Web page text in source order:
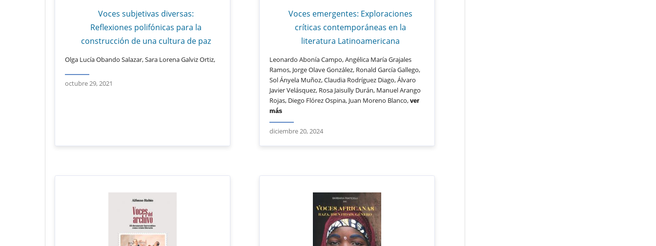
Voces subjetivas diversas:
Reflexiones polifónicas para la
construcción de una cultura de paz
Olga Lucía Obando Salazar, Sara Lorena Galviz Ortiz,
octubre 29, 2021
Voces emergentes: Exploraciones
críticas contemporáneas en la
literatura Latinoamericana
Leonardo Abonía Campo, Angélica María Grajales
Ramos, Jorge Olave González, Ronald García Gallego,
Sol Ányela Muñoz, Claudia Rodríguez Diago, Álvaro
Javier Velásquez, Rosa Jaisully Durán, Manuel Arango
Rojas, Diego Flórez Ospina, Juan Moreno Blanco, ver
más
diciembre 20, 2024